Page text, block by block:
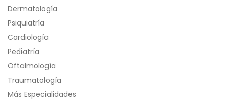
Dermatología
Psiquiatría
Cardiología
Pediatría
Oftalmología
Traumatología
Más Especialidades